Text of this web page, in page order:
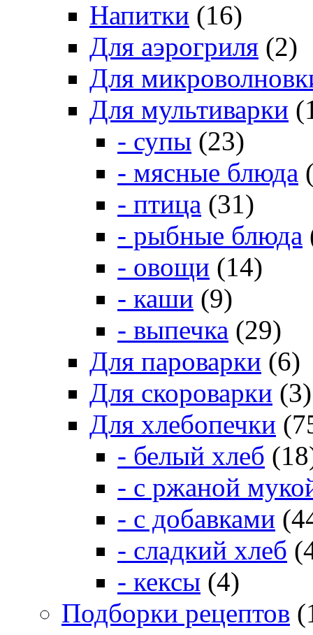
Напитки (16)
Для аэрогриля (2)
Для
Для мультиварки
- супы (23)
- мясные блюда
- птица (31)
- рыбные блюда
- овощи (14)
- каши (9)
- выпечка (29)
Для пароварки (6)
Для скороварки (3)
Для хлебопечки
- белый хлеб
- с ржаной
- с добавками
- сладкий хлеб
- кексы (4)
Подборки рецептов